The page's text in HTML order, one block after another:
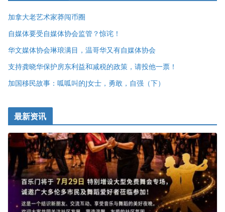
加拿大老艺术家莽闯币圈
自媒体要受自媒体协会监管？惊诧！
华文媒体协会琳琅满目，温哥华又有自媒体协会
支持龚晓华保护房东利益和减税的政策，请投他一票！
加国移民故事：呱呱叫的J女士，勇敢，自强（下）
最新资讯